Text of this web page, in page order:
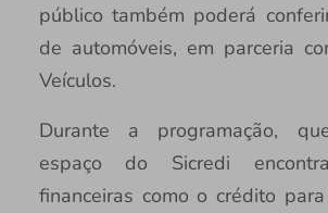
público também poderá
de automóveis, em parceria
Veículos.
Durante a programação,
espaço do Sicredi
financeiras como o crédito